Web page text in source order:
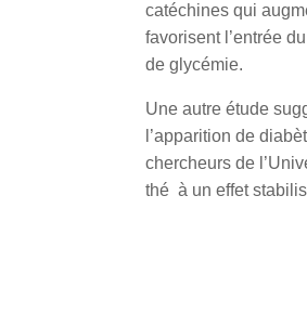
catéchines qui
favorisent l’entrée
de glycémie.
Une autre étude
l’apparition de
chercheurs de
thé à un effet